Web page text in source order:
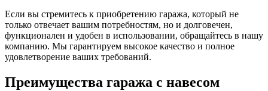
Если вы стремитесь к приобретению гаража, который не
только отвечает вашим потребностям, но и долговечен,
функционален и удобен в использовании, обращайтесь в нашу
компанию. Мы гарантируем высокое качество и полное
удовлетворение ваших требований.
Преимущества гаража с навесом